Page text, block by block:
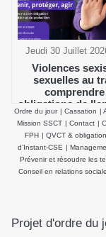
Jeudi 30 Juillet
Violences
sexuelles au
obligations de
et agir
Ordre du jour | Cassation |
Mission SSCT | Contact |
FPH | QVCT &
d’Instant-CSE |
Prévenir et résoudre les
Conseil en relations
Projet d'ordre du